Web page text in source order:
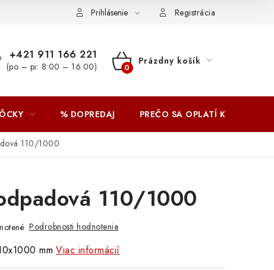
Prihlásenie Registrácia
+421 911 166 221
(po – pi: 8:00 – 16:00)
NÁKUPNÝ
Prázdny košík
% DOPREDAJ PREČO SA OPLATÍ KUPOVAŤ
110/1000
110/1000
Podrobnosti hodnotenia
mm Viac informácií